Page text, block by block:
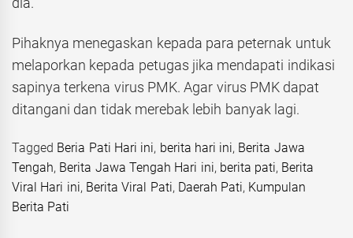
Pihaknya menegaskan kepada para peternak untuk
melaporkan kepada petugas jika mendapati indikasi
sapinya terkena virus PMK. Agar virus PMK dapat
ditangani dan tidak merebak lebih banyak lagi.
Tagged Beria Pati Hari ini, berita hari ini, Berita Jawa
Tengah, Berita Jawa Tengah Hari ini, berita pati, Berita
Viral Hari ini, Berita Viral Pati, Daerah Pati, Kumpulan
Berita Pati